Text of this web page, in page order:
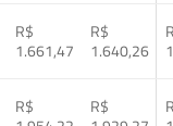
R$
1.661,47
R$
1.640,26
R$
R$